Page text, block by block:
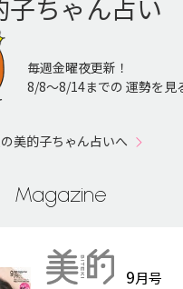
子ちゃん占い
毎週金曜夜更新！
8/8〜8/14までの 運勢を見
美的子ちゃん占いへ
Magazine
9月号